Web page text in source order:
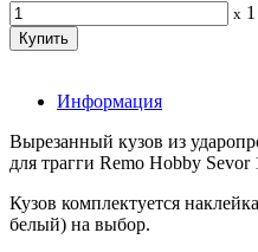
x
Информация
Вырезанный кузов из
для трагги Remo Hobby Sevor
Кузов комплектуется
белый) на выбор.